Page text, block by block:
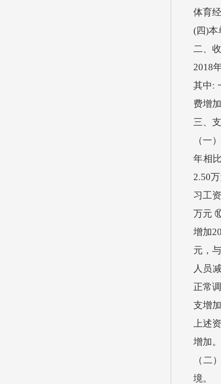
体育
(四)
二、
2018
其中:
费增
三、
（一
年相
2.50
习工
万元
增加
元，
人员
正常
支增
上述
增加。
（二
境。